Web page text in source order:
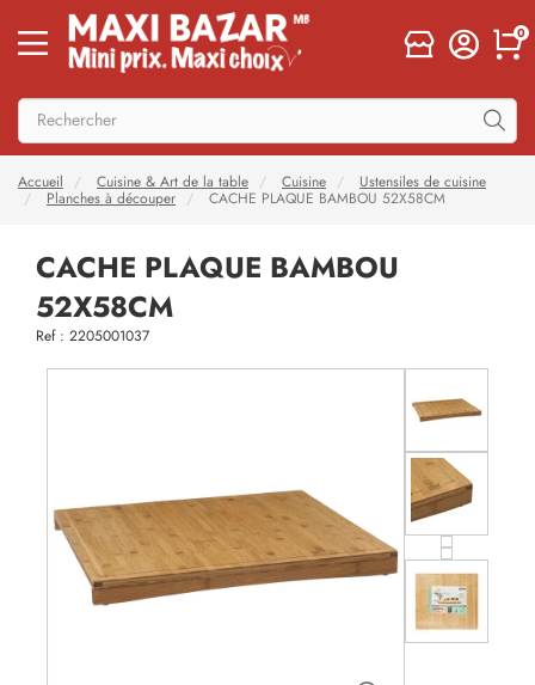
0
Accueil Cuisine & Art de la table Cuisine
Ustensiles de cuisine
Planches à découper
CACHE PLAQUE BAMBOU 52X58CM
CACHE PLAQUE BAMBOU
52X58CM
Ref : 2205001037